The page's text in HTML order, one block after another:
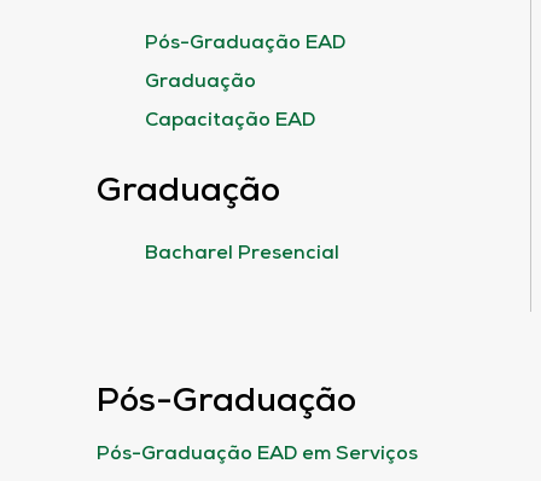
Pós-Graduação EAD
Graduação
Capacitação EAD
Graduação
Bacharel Presencial
Pós-Graduação
Pós-Graduação EAD em Serviços